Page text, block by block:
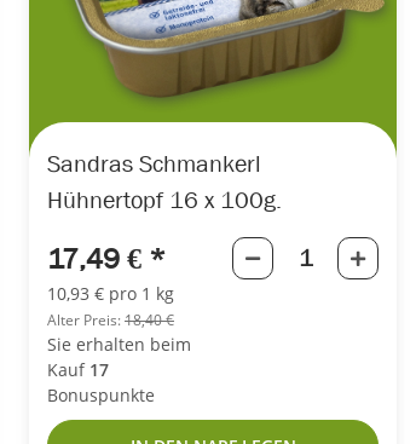
Sandras Schmankerl
Hühnertopf 16 x 100g.
17,49 € *
10,93 € pro 1 kg
Alter Preis:18,40 €
Sie erhalten beim
Kauf 17
Bonuspunkte